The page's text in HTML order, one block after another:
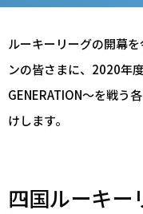
ルーキーリーグの開幕
ンの皆さまに、2020年
GENERATION～を戦う
けします。
四国ルーキー